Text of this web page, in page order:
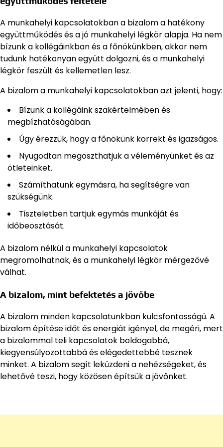
A munkahelyi kapcsolatokban a bizalom a hatékony
együttműködés és a jó munkahelyi légkör alapja. Ha nem
bízunk a kollégáinkban és a főnökünkben, akkor nem
tudunk hatékonyan együtt dolgozni, és a munkahelyi
légkör feszült és kellemetlen lesz.
A bizalom a munkahelyi kapcsolatokban azt jelenti, hogy:
Bízunk a kollégáink szakértelmében és
megbízhatóságában.
Úgy érezzük, hogy a főnökünk korrekt és igazságos.
Nyugodtan megoszthatjuk a véleményünket és az
ötleteinket.
Számíthatunk egymásra, ha segítségre van
szükségünk.
Tiszteletben tartjuk egymás munkáját és
időbeosztását.
A bizalom nélkül a munkahelyi kapcsolatok
megromolhatnak, és a munkahelyi légkör mérgezővé
válhat.
A bizalom, mint befektetés a jövőbe
A bizalom minden kapcsolatunkban kulcsfontosságú. A
bizalom építése időt és energiát igényel, de megéri, mert
a bizalommal teli kapcsolatok boldogabbá,
kiegyensúlyozottabbá és elégedettebbé tesznek
minket. A bizalom segít leküzdeni a nehézségeket, és
lehetővé teszi, hogy közösen építsük a jövőnket.